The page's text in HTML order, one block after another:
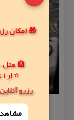
🏨
⭐ از 1 تا 5 ستاره | فولبرد | نزدیک حرم
رزرو